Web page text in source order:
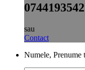
0744193542
sau
Contact
Numele, Prenume